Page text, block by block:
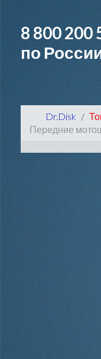
8 800 200
по
Dr.Disk
Передние